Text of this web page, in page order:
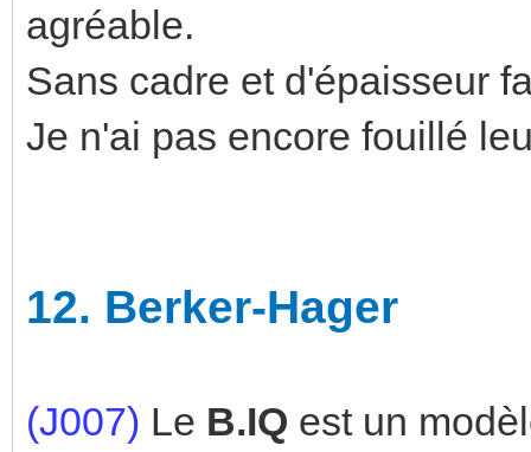
agréable.
Sans cadre et d'épaisseur
Je n'ai pas encore fouillé
12. Berker-Hager
(J007) Le B.IQ est un